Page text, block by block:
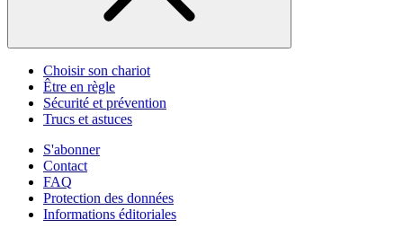
Choisir son chariot
Être en règle
Sécurité et prévention
Trucs et astuces
S'abonner
Contact
FAQ
Protection des données
Informations éditoriales